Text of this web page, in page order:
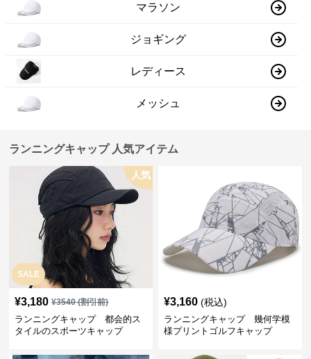
マラソン
ジョギング
レディース
メッシュ
ランニングキャップ 人気アイテム
SALE
人気
¥3,180 ¥3540(割引前)
ランニングキャップ 都会的ス
タイルのスポーツキャップ
¥3,160 (税込)
ランニングキャップ 幾何学模
様プリントゴルフキャップ